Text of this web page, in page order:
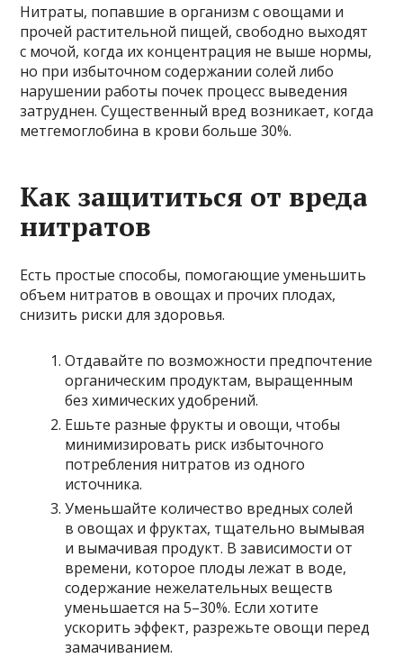
Нитраты, попавшие в организм с овощами и
прочей растительной пищей, свободно выходят
с мочой, когда их концентрация не выше нормы,
но при избыточном содержании солей либо
нарушении работы почек процесс выведения
затруднен. Существенный вред возникает, когда
метгемоглобина в крови больше 30%.
Как защититься от вреда
нитратов
Есть простые способы, помогающие уменьшить
объем нитратов в овощах и прочих плодах,
снизить риски для здоровья.
Отдавайте по возможности предпочтение
органическим продуктам, выращенным
без химических удобрений.
Ешьте разные фрукты и овощи, чтобы
минимизировать риск избыточного
потребления нитратов из одного
источника.
Уменьшайте количество вредных солей
в овощах и фруктах, тщательно вымывая
и вымачивая продукт. В зависимости от
времени, которое плоды лежат в воде,
содержание нежелательных веществ
уменьшается на 5–30%. Если хотите
ускорить эффект, разрежьте овощи перед
замачиванием.